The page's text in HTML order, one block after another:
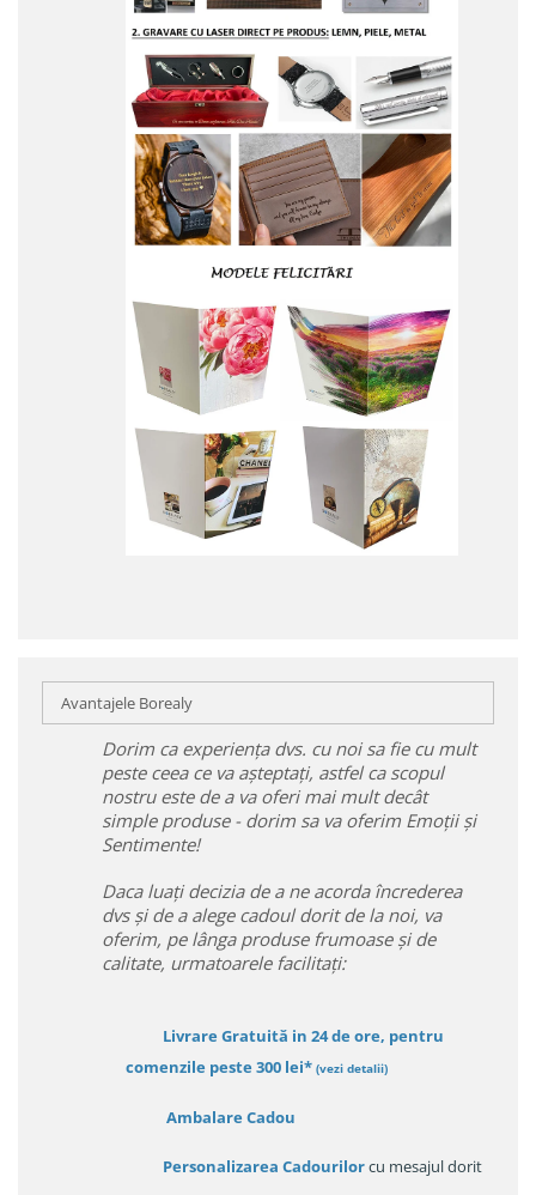
Avantajele Borealy
Dorim ca experiența dvs. cu noi sa fie cu mult
peste ceea ce va așteptați, astfel ca scopul
nostru este de a va oferi mai mult decât
simple produse - dorim sa va oferim Emoții și
Sentimente!
Daca luați decizia de a ne acorda încrederea
dvs și de a alege cadoul dorit de la noi, va
oferim, pe lânga produse frumoase și de
calitate, urmatoarele facilitați:
Livrare Gratuită in 24 de ore, pentru
comenzile peste 300 lei* (vezi detalii)
Ambalare Cadou
Personalizarea Cadourilorcu mesajul dorit